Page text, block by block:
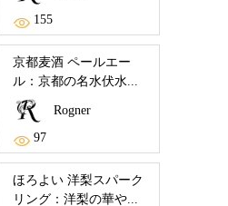
155
京都麦酒 ペールエー
ル：京都の名水伏水...
Rogner
97
ほろよい 洋梨スパーク
リング：洋梨の華や...